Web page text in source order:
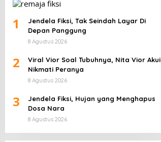
1
Jendela Fiksi, Tak Seindah Layar Di
Depan Panggung
8 Agustus 2026
2
Viral Vior Soal Tubuhnya, Nita Vior Akui
Nikmati Peranya
8 Agustus 2026
3
Jendela Fiksi, Hujan yang Menghapus
Dosa Nara
8 Agustus 2026